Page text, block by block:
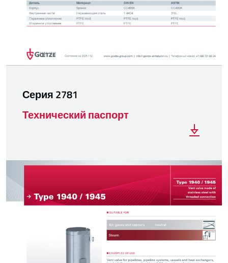
Серия 2781
Технический паспорт